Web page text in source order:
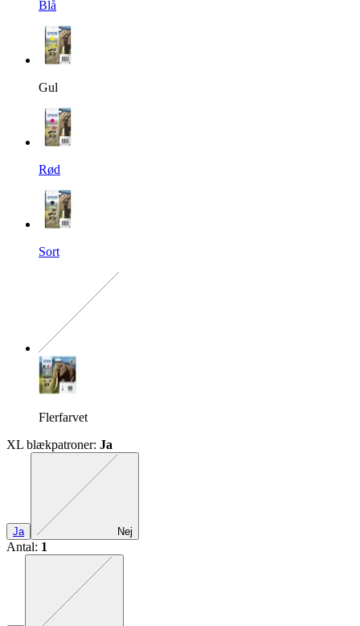
Blå
Gul
Rød
Sort
Flerfarvet
XL blækpatroner: Ja
Ja
Den præcise kombination mangler
Nej
Antal: 1
Den præcise kombination mangler